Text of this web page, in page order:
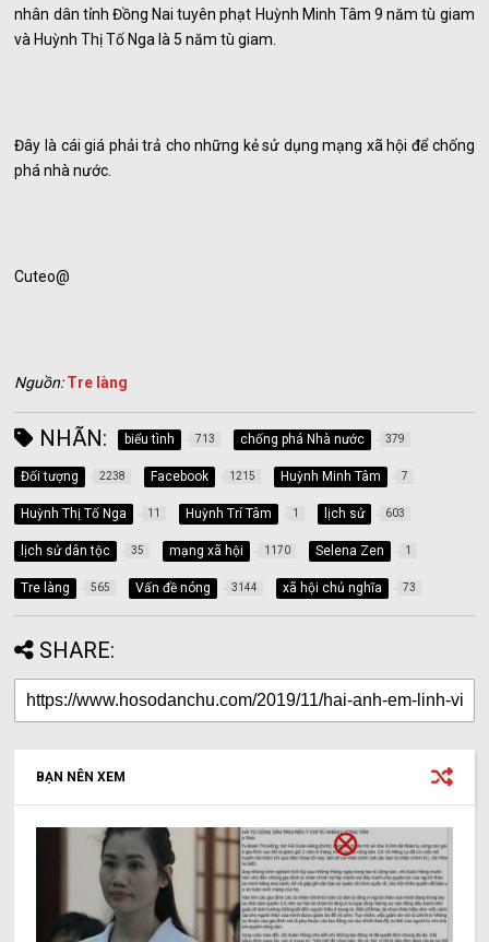
nhân dân tỉnh Đồng Nai tuyên phạt Huỳnh Minh Tâm 9 năm tù giam
và Huỳnh Thị Tố Nga là 5 năm tù giam.
Đây là cái giá phải trả cho những kẻ sử dụng mạng xã hội để chống
phá nhà nước.
Cuteo@
Nguồn: Tre làng
NHÃN: biểu tình 713 chống phá Nhà nước 379
Đối tượng 2238 Facebook 1215 Huỳnh Minh Tâm 7
Huỳnh Thị Tố Nga 11 Huỳnh Trí Tâm 1 lịch sử 603
lịch sử dân tộc 35 mạng xã hội 1170 Selena Zen 1
Tre làng 565 Vấn đề nóng 3144 xã hội chủ nghĩa 73
SHARE:
BẠN NÊN XEM